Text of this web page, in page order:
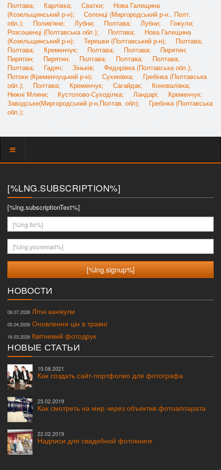
Полтава; Карлівка; Сватки;
Нова Галещина
(Козельщинський р-н);
Солонці (Миргородський р-н., Полт.
обл.);
Полив'яне; Лубни; Полтава; Лубни;
Гожули;
Розсошенці (Полтавська обл.);
Полтава;
Нова Галещина
(Козельщинський р-н);
Терешки (Полтавський р-н);
Полтава;
Полтава;
Кременчук; Полтава; Полтава;
Пирятин;
Пирятин;
Пирятин; Полтава; Полтава;
Полтава;
Полтава;
Гадяч; Зіньків;
Федорівка (Полтавська обл.);
Потоки (Кременчуцький р-н);
Сухинівка;
Гребінка (Полтавська
обл.);
Полтава; Кременчук; Сагайдак;
Коновалівка;
Нижні Млини;
Кустолово-Суходілка; Ландарі;
Кременчук;
Заводське(Миргородський р-н,Полтав. обл);
Гребінка (Полтавська
обл.);
Показать
[%LNG.SUBSCRIPTION%]
[%lng.subscriptionText%]
[%lng.fio%]
[%lng.youremail%]
НОВОСТИ
09.07.2026 Літні канікули
05.04.2026 Оновлення цін в травні
16.03.2026 Квітневий фотодрук
НОВЫЕ СТАТЬИ
10.08.2021
Как создать сайт-портфолио для фотографа
25.02.2019
Как смотреть на мир через объектив фотоаппарата
22.02.2019
Надписи для свадебной фотокниги